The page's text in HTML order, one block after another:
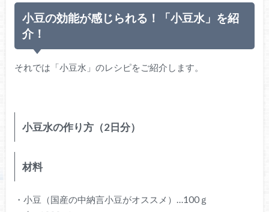
小豆の効能が感じられる！「小豆水」を紹
介！
それでは「小豆水」のレシピをご紹介します。
小豆水の作り方（2日分）
材料
・小豆（国産の中納言小豆がオススメ）…100ｇ